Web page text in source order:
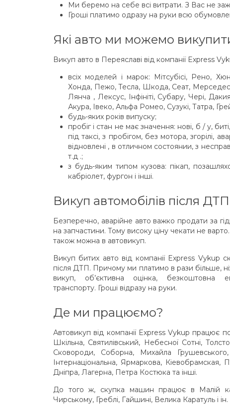
Ми беремо на себе всі витрати. З Вас не
Гроші платимо одразу на руки всю
Які авто ми можемо
Викуп авто в Переяславі від компанії Express
всіх моделей і марок: Мітсубісі, Рено,
Хонда, Пежо, Тесла, Шкода, Сеат,
Лянча , Лексус, Інфініті, Субару, Чері,
Акура, Івеко, Альфа Ромео, Сузукі, Татра,
будь-яких років випуску;
пробіг і стан не має значення: нові, б / у,
під таксі, з пробігом, без мотора, згорілі,
відновлені , в отличном состоянии, з
т.д .;
з будь-яким типом кузова: пікап,
кабріолет, фургон і інші.
Викуп автомобілів після
Безперечно, аварійне авто важко продати за
на запчастини. Тому високу ціну чекати не
також можна в автовикуп.
Викуп битих авто від компанії Express Vykup
після ДТП. Причому ми платимо в рази більше,
викуп, об’єктивна оцінка, безкоштовна
транспорту. Гроші відразу на руки.
Де ми працюємо?
Автовикуп від компанії Express Vykup працює
Шкільна, Святилівський, Небесної Сотні,
Сковороди, Соборна, Михайла
Інтернаціональна, Ярмаркова, Кіевобрамская,
Дніпра, Лагерна, Петра Костюка та інші.
До того ж, скупка машин працює в Малій
Чирському, Греблі, Гайшині, Велика Каратуль і ін.